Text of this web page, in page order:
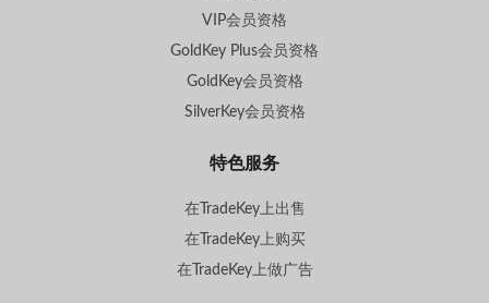
VIP会员资格
GoldKey Plus会员资格
GoldKey会员资格
SilverKey会员资格
特色服务
在TradeKey上出售
在TradeKey上购买
在TradeKey上做广告